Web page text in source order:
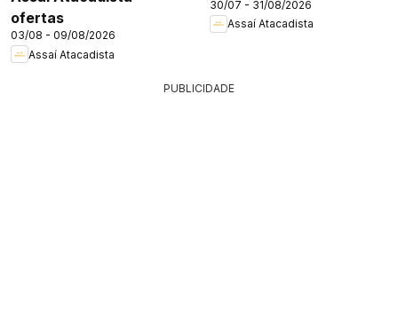
ofertas
03/08 - 09/08/2026
Assaí Atacadista
30/07 - 31/08/2026
Assaí Atacadista
PUBLICIDADE